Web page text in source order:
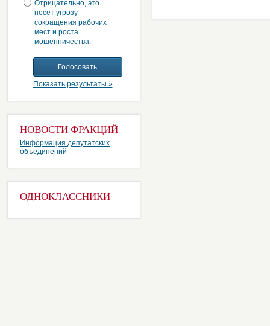
Отрицательно, это
несет угрозу
сокращения рабочих
мест и роста
мошенничества.
Показать результаты »
НОВОСТИ ФРАКЦИЙ
Информация депутатских
объединений
ОДНОКЛАССНИКИ